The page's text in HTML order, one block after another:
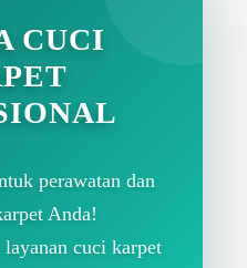
CUCI
perawatan dan
Anda!
cuci karpet